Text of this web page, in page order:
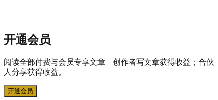
开通会员
阅读全部付费与会员专享文章；创作者写文章获得收益；合伙
人分享获得收益。
开通会员